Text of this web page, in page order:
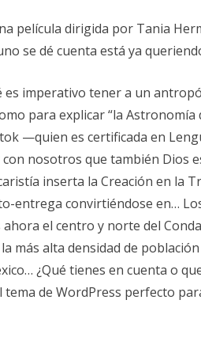
película dirigida por Tania
se dé cuenta está ya
es imperativo tener a un
para explicar “la Astronomía
—quien es certificada en
nosotros que también Dios
inserta la Creación en la
entrega convirtiéndose en…
ahora el centro y norte del
más alta densidad de
¿Qué tienes en cuenta o
tema de WordPress perfecto